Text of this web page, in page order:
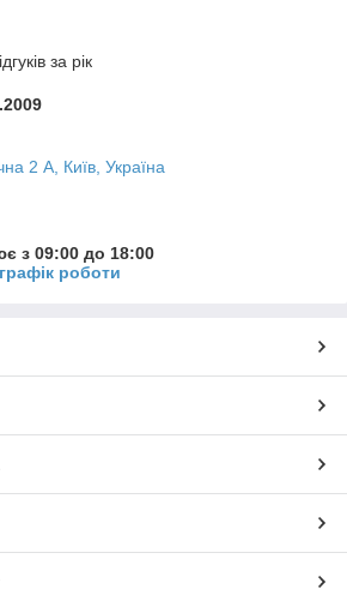
за рік
2 А, Київ, Україна
з 09:00 до 18:00
роботи